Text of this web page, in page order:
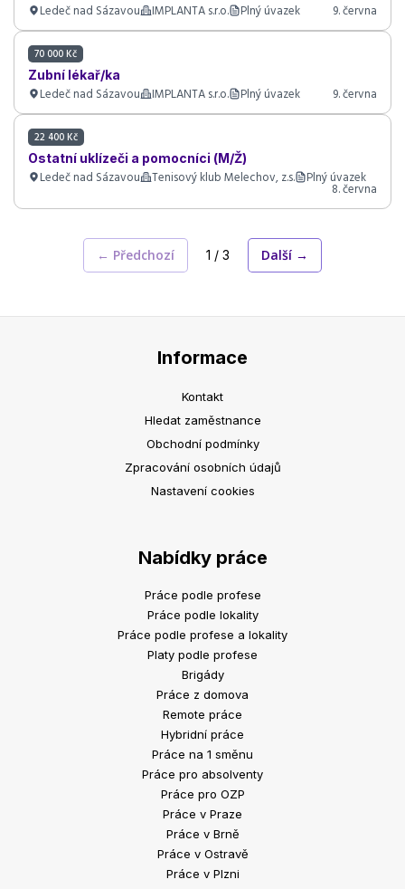
Ledeč nad Sázavou IMPLANTA s.r.o. Plný úvazek 9. června
70 000 Kč
Zubní lékař/ka
Ledeč nad Sázavou IMPLANTA s.r.o. Plný úvazek 9. června
22 400 Kč
Ostatní uklízeči a pomocníci (M/Ž)
Ledeč nad Sázavou Tenisový klub Melechov, z.s. Plný úvazek
8. června
← Předchozí 1 / 3 Další →
Informace
Kontakt
Hledat zaměstnance
Obchodní podmínky
Zpracování osobních údajů
Nastavení cookies
Nabídky práce
Práce podle profese
Práce podle lokality
Práce podle profese a lokality
Platy podle profese
Brigády
Práce z domova
Remote práce
Hybridní práce
Práce na 1 směnu
Práce pro absolventy
Práce pro OZP
Práce v Praze
Práce v Brně
Práce v Ostravě
Práce v Plzni